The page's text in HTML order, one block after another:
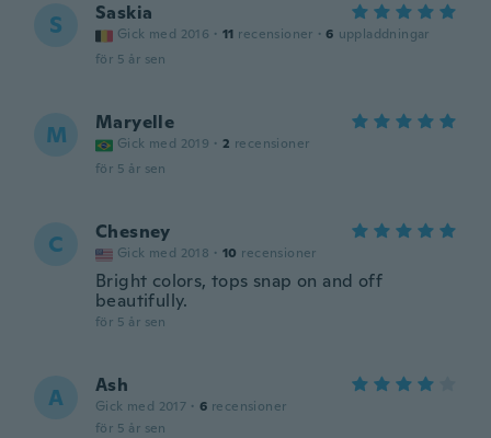
S Saskia
Gick med 2016 · 11 recensioner · 6 uppladdningar
för 5 år sen
M Maryelle
Gick med 2019 · 2 recensioner
för 5 år sen
C Chesney
Gick med 2018 · 10 recensioner
Bright colors, tops snap on and off
beautifully.
för 5 år sen
A Ash
Gick med 2017 · 6 recensioner
för 5 år sen